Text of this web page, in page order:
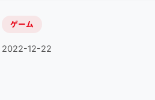
ゲーム
2022-12-22